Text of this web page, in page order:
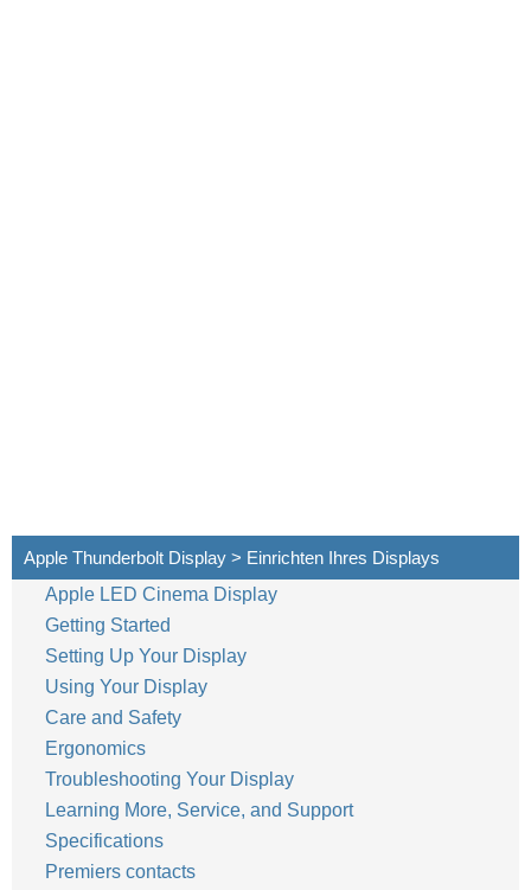
38 Deutsch
Apple Thunderbolt Display > Einrichten Ihres Displays
Apple LED Cinema Display
Getting Started
Setting Up Your Display
Using Your Display
Care and Safety
Ergonomics
Troubleshooting Your Display
Learning More, Service, and Support
Specifications
Premiers contacts